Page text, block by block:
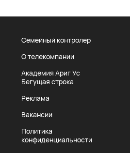
Семейный контролер
О телекомпании
Академия Ариг Ус
Бегущая строка
Реклама
Вакансии
Политика
конфиденциальности